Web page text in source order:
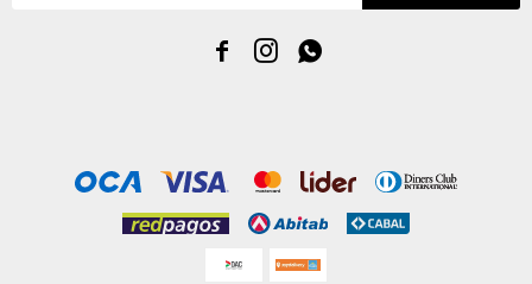
  